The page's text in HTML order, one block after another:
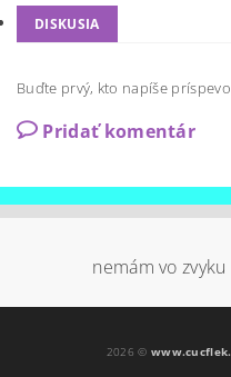
DISKUSIA
Buďte prvý, kto napíše
Pridať komentár
nemám vo
2026 ©